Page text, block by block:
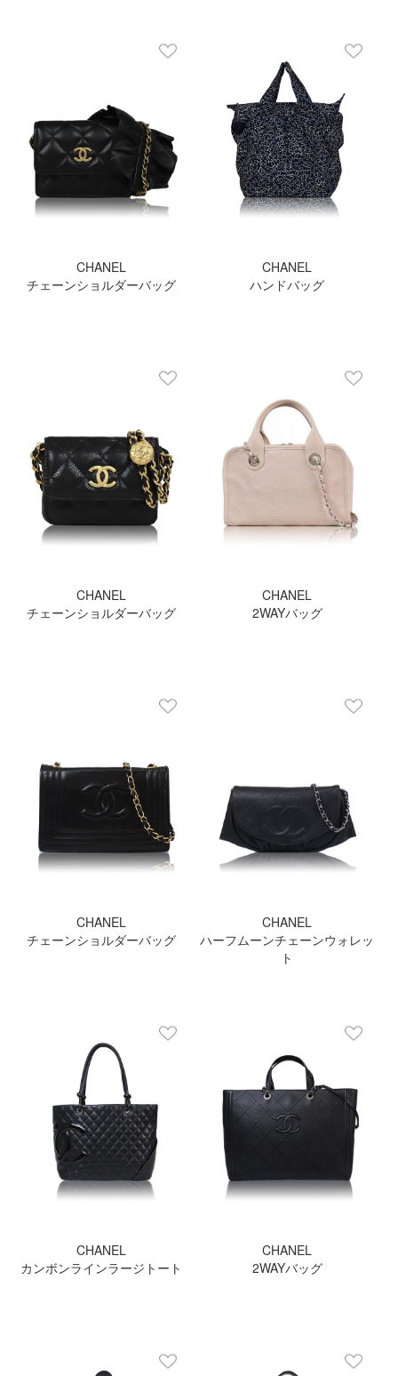
CHANEL
チェーンショルダーバッグ
CHANEL
ハンドバッグ
CHANEL
チェーンショルダーバッグ
CHANEL
2WAYバッグ
CHANEL
チェーンショルダーバッグ
CHANEL
ハーフムーンチェーンウォレッ
ト
CHANEL
カンボンラインラージトート
CHANEL
2WAYバッグ